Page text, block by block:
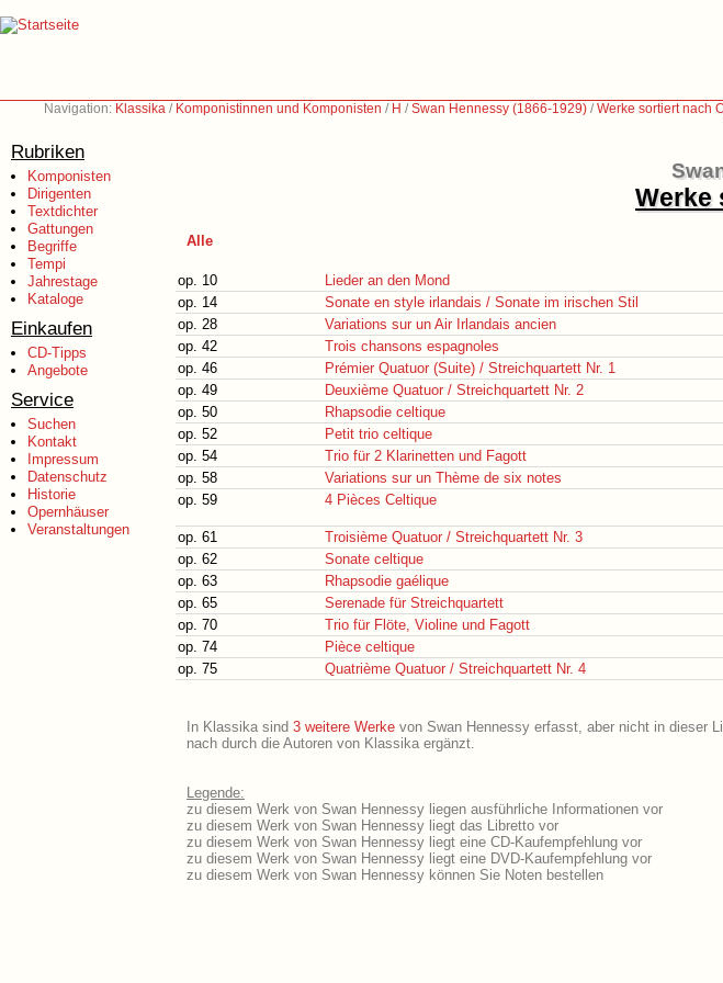
Navigation: Klassika / Komponistinnen und Komponisten / H /Swan Hennessy (1866-1929) /Werke sortiert nach
Rubriken
Komponisten
Dirigenten
Textdichter
Gattungen
Begriffe
Tempi
Jahrestage
Kataloge
Einkaufen
CD-Tipps
Angebote
Service
Suchen
Kontakt
Impressum
Datenschutz
Historie
Opernhäuser
Veranstaltungen
Werke
Alle
op. 10 Lieder an den Mond
op. 14
Sonate en style irlandais / Sonate im irischen Stil
op. 28
Variations sur un Air Irlandais ancien
op. 42
Trois chansons espagnoles
op. 46
Prémier Quatuor (Suite) / Streichquartett Nr. 1
op. 49
Deuxième Quatuor / Streichquartett Nr. 2
op. 50
Rhapsodie celtique
op. 52
Petit trio celtique
op. 54
Trio für 2 Klarinetten und Fagott
op. 58
Variations sur un Thème de six notes
op. 59
4 Pièces Celtique
op. 61 Troisième Quatuor / Streichquartett Nr. 3
op. 62
Sonate celtique
op. 63
Rhapsodie gaélique
op. 65
Serenade für Streichquartett
op. 70
Trio für Flöte, Violine und Fagott
op. 74
Pièce celtique
op. 75
Quatrième Quatuor / Streichquartett Nr. 4
In Klassika sind 3 weitere Werke von Swan Hennessy erfasst, aber nicht in dieser
nach durch die Autoren von Klassika ergänzt.
Legende:
zu diesem Werk von Swan Hennessy liegen ausführliche Informationen vor
zu diesem Werk von Swan Hennessy liegt das Libretto vor
zu diesem Werk von Swan Hennessy liegt eine CD-Kaufempfehlung vor
zu diesem Werk von Swan Hennessy liegt eine DVD-Kaufempfehlung vor
zu diesem Werk von Swan Hennessy können Sie Noten bestellen